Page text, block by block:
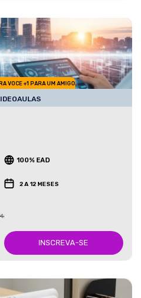
VOCE +1 PARA UM AMIGO
100% EAD
2 A 12 MESES
INSCREVA-SE